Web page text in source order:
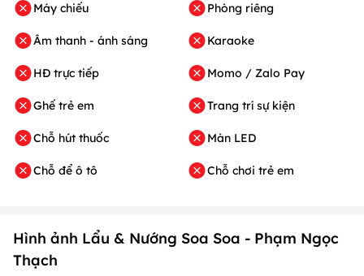
Máy chiếu
Âm thanh - ánh sáng
HĐ trực tiếp
Ghế trẻ em
Chỗ hút thuốc
Chỗ để ô tô
Phòng riêng
Karaoke
Momo / Zalo Pay
Trang trí sự kiện
Màn LED
Chỗ chơi trẻ em
Hình ảnh Lẩu & Nướng Soa Soa - Phạm Ngọc
Thạch